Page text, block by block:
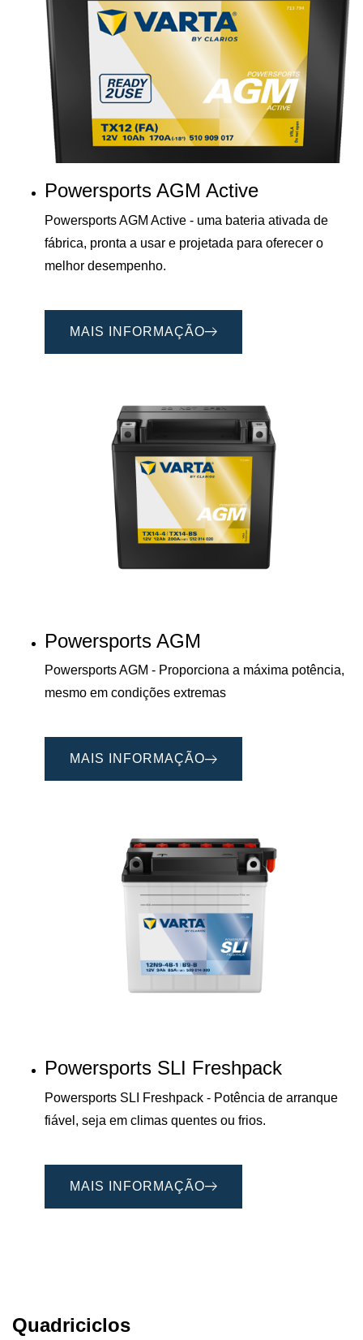
Powersports AGM Active
Powersports AGM Active - uma bateria ativada de
fábrica, pronta a usar e projetada para oferecer o
melhor desempenho.
MAIS INFORMAÇÃO
Powersports AGM
Powersports AGM - Proporciona a máxima potência,
mesmo em condições extremas
MAIS INFORMAÇÃO
Powersports SLI Freshpack
Powersports SLI Freshpack - Potência de arranque
fiável, seja em climas quentes ou frios.
MAIS INFORMAÇÃO
Quadriciclos